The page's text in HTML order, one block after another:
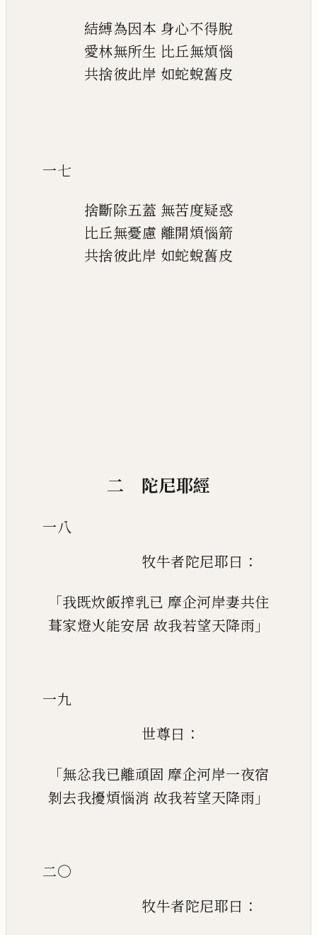
結縛為因本 身心不得脫
愛林無所生 比丘無煩惱
共捨彼此岸 如蛇蛻舊皮
一七
捨斷除五蓋 無苦度疑惑
比丘無憂慮 離開煩惱箭
共捨彼此岸 如蛇蛻舊皮
二 陀尼耶經
一八
牧牛者陀尼耶曰 ：
「我既炊飯搾乳已 摩企河岸妻共住
葺家燈火能安居 故我若望天降雨 」
一九
世尊曰 ：
「無忿我已離頑固 摩企河岸一夜宿
剝去我擾煩惱消 故我若望天降雨 」
二〇
牧牛者陀尼耶曰 ：